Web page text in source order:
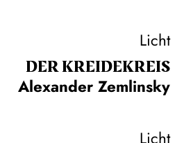
Licht
DER KREIDE­KREIS
Alexander Zemlinsky
Licht